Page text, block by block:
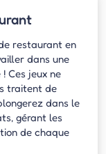
restaurant en
dans une
Ces jeux ne
traitent de
dans le
gérant les
de chaque